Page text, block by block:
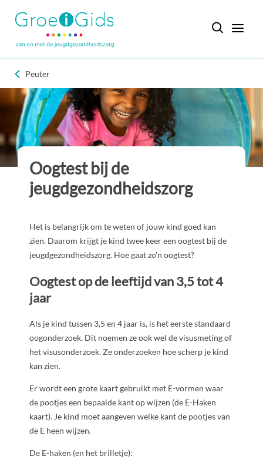
Peuter
Oogtest bij de
jeugdgezondheidszorg
Het is belangrijk om te weten of jouw kind goed kan
zien. Daarom krijgt je kind twee keer een oogtest bij de
jeugdgezondheidszorg. Hoe gaat zo’n oogtest?
Oogtest op de leeftijd van 3,5 tot 4
jaar
Als je kind tussen 3,5 en 4 jaar is, is het eerste standaard
oogonderzoek. Dit noemen ze ook wel de visusmeting of
het visusonderzoek. Ze onderzoeken hoe scherp je kind
kan zien.
Er wordt een grote kaart gebruikt met E-vormen waar
de pootjes een bepaalde kant op wijzen (de E-Haken
kaart). Je kind moet aangeven welke kant de pootjes van
de E heen wijzen.
De E-haken (en het brilletje):